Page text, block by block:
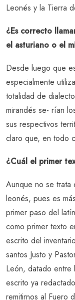
Leonés y la Tierra
¿Es correcto
el asturiano o el
Desde luego que
especialmente
totalidad de
mirandés se- rían
sus respectivos
claro que, en todo
¿Cuál el primer
Aunque no se trata
leonés, pues es
primer paso del
como primer texto
escrito del
santos Justo y
León, datado entre
escrito ya
remitirnos al Fuero